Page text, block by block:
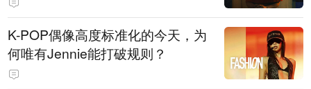
K-POP偶像高度标准化的今天，为
何唯有Jennie能打破规则？